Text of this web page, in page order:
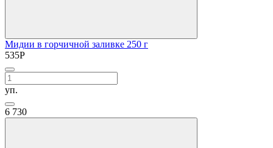
Мидии в горчичной заливке 250 г
535Р
уп.
6 730